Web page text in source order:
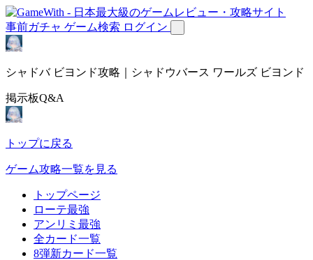
事前ガチャ ゲーム検索 ログイン
シャドバ ビヨンド攻略｜シャドウバース ワールズ ビヨンド
掲示板Q&A
トップに戻る
ゲーム攻略一覧を見る
トップページ
ローテ最強
アンリミ最強
全カード一覧
8弾新カード一覧